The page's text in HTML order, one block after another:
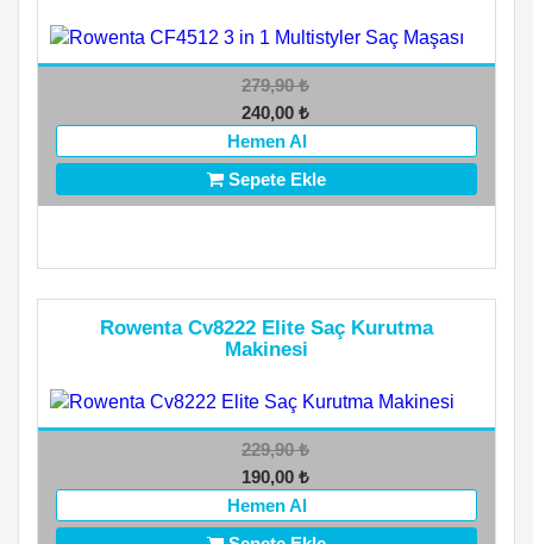
279,90₺
240,00 ₺
Hemen Al
Sepete Ekle
Rowenta Cv8222 Elite Saç Kurutma
Makinesi
229,90₺
190,00 ₺
Hemen Al